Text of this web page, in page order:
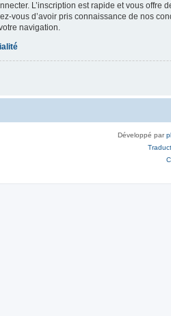
L’inscription est rapide et vous
vous d’avoir pris connaissance de nos
navigation.
Développé par